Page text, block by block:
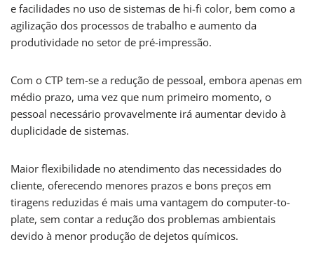
e facilidades no uso de sistemas de hi-fi color, bem como a
agilização dos processos de trabalho e aumento da
produtividade no setor de pré-impressão.
Com o CTP tem-se a redução de pessoal, embora apenas em
médio prazo, uma vez que num primeiro momento, o
pessoal necessário provavelmente irá aumentar devido à
duplicidade de sistemas.
Maior flexibilidade no atendimento das necessidades do
cliente, oferecendo menores prazos e bons preços em
tiragens reduzidas é mais uma vantagem do computer-to-
plate, sem contar a redução dos problemas ambientais
devido à menor produção de dejetos químicos.